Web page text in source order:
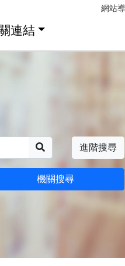
網站
連結
進階搜尋
機關搜尋